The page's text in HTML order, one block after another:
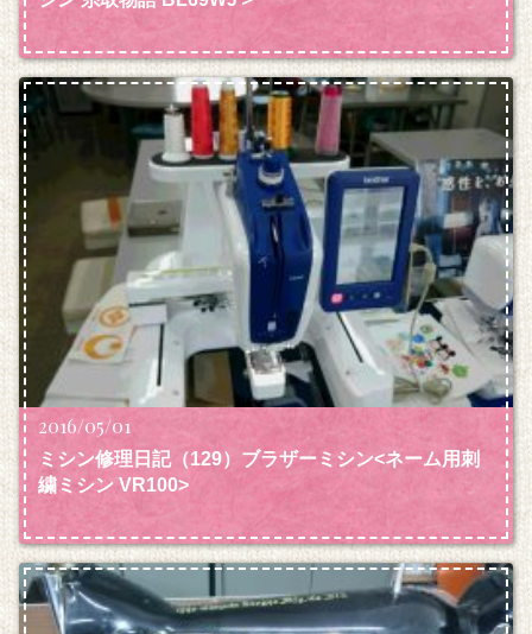
2016/05/01
ミシン修理日記（129）ブラザーミシン<ネーム用刺
繍ミシン VR100>